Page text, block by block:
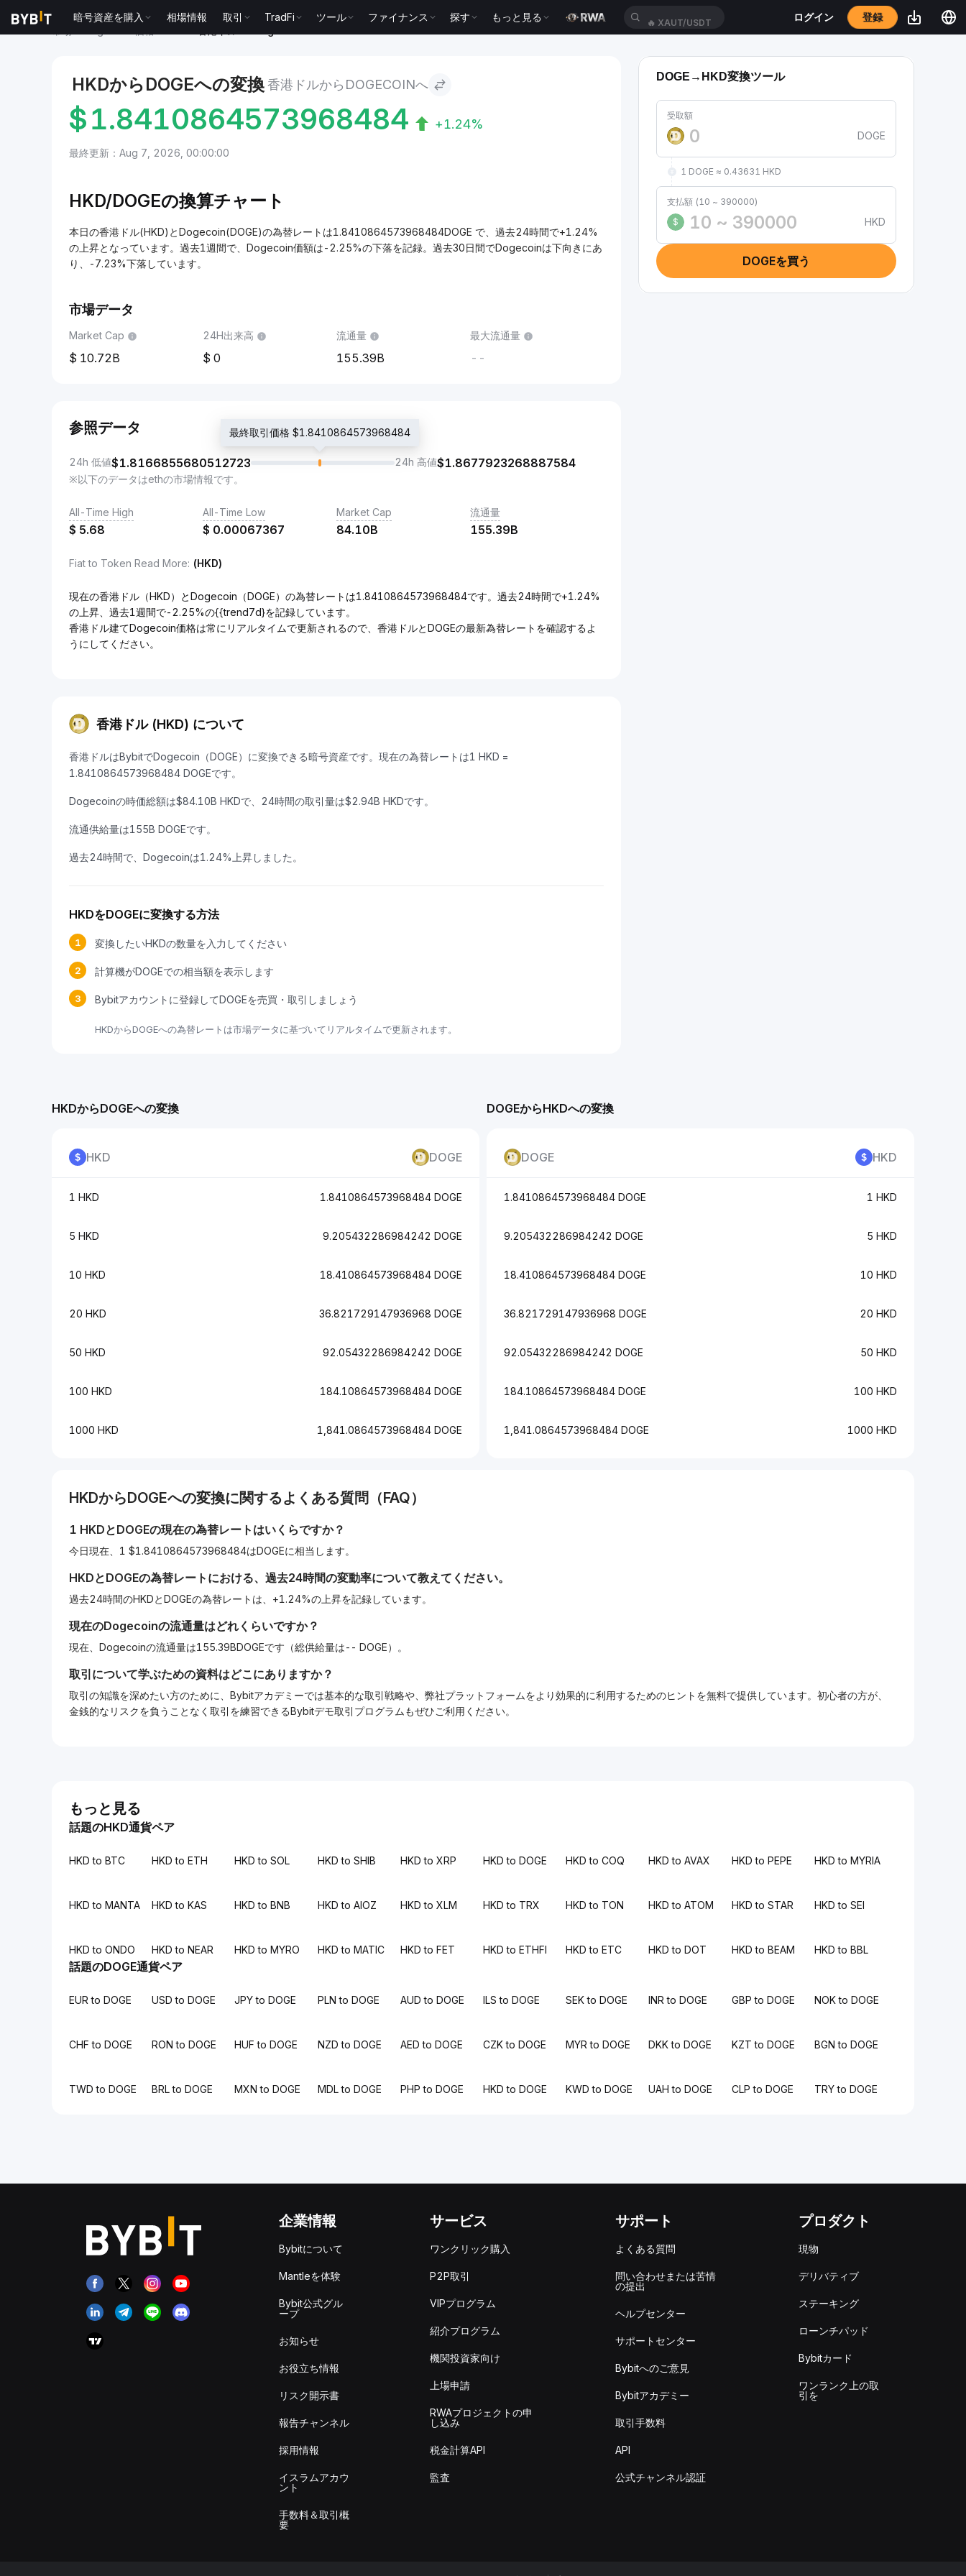
暗号資産を購入 相場情報 取引 TradFi ツール ファイナンス 探す もっと見る XAUT/USDT ログイン 登録
HKDからDOGEへの変換香港ドルからDOGECOINへ
$1.8410864573968484 +1.24%
最終更新：Aug 7, 2026, 00:00:00
HKD/DOGEの換算チャート
本日の香港ドル(HKD)とDogecoin(DOGE)の為替レートは1.8410864573968484DOGE で、過去24時間で+1.24%
の上昇となっています。過去1週間で、Dogecoin価額は-2.25%の下落を記録。過去30日間でDogecoinは下向きにあ
り、-7.23%下落しています。
市場データ
Market Cap
10.72B
24H出来高
0
流通量
155.39B
最大流通量
--
参照データ
24h 低値$1.8166855680512723
最終取引価格 $1.8410864573968484
24h 高値$1.8677923268887584
※以下のデータはethの市場情報です。
All-Time High
$ 5.68
All-Time Low
$ 0.00067367
Market Cap
84.10B
流通量
155.39B
Fiat to Token Read More: (HKD)
現在の香港ドル（HKD）とDogecoin（DOGE）の為替レートは1.8410864573968484です。過去24時間で+1.24%
の上昇、過去1週間で-2.25%の{{trend7d}を記録しています。
香港ドル建てDogecoin価格は常にリアルタイムで更新されるので、香港ドルとDOGEの最新為替レートを確認するよ
うにしてください。
香港ドル (HKD) について
香港ドルはBybitでDogecoin（DOGE）に変換できる暗号資産です。現在の為替レートは1 HKD =
1.8410864573968484 DOGEです。
Dogecoinの時価総額は$84.10B HKDで、24時間の取引量は$2.94B HKDです。
流通供給量は155B DOGEです。
過去24時間で、Dogecoinは1.24%上昇しました。
HKDをDOGEに変換する方法
1 変換したいHKDの数量を入力してください
2 計算機がDOGEでの相当額を表示します
3 Bybitアカウントに登録してDOGEを売買・取引しましょう
HKDからDOGEへの為替レートは市場データに基づいてリアルタイムで更新されます。
DOGE→HKD変換ツール
受取額
DOGE
1 DOGE ≈ 0.43631 HKD
支払額 (10 ~ 390000)
$
HKD
DOGEを買う
DOGEからHKDへの変換
DOGE HKD
1.8410864573968484 DOGE 1 HKD
9.205432286984242 DOGE 5 HKD
18.410864573968484 DOGE 10 HKD
36.821729147936968 DOGE 20 HKD
92.05432286984242 DOGE 50 HKD
184.10864573968484 DOGE 100 HKD
1,841.0864573968484 DOGE 1000 HKD
HKDからDOGEへの変換
HKD DOGE
1 HKD 1.8410864573968484 DOGE
5 HKD 9.205432286984242 DOGE
10 HKD 18.410864573968484 DOGE
20 HKD 36.821729147936968 DOGE
50 HKD 92.05432286984242 DOGE
100 HKD 184.10864573968484 DOGE
1000 HKD 1,841.0864573968484 DOGE
HKDからDOGEへの変換に関するよくある質問（FAQ）
1 HKDとDOGEの現在の為替レートはいくらですか？
今日現在、1 $1.8410864573968484はDOGEに相当します。
HKDとDOGEの為替レートにおける、過去24時間の変動率について教えてください。
過去24時間のHKDとDOGEの為替レートは、+1.24%の上昇を記録しています。
現在のDogecoinの流通量はどれくらいですか？
現在、Dogecoinの流通量は155.39BDOGEです（総供給量は-- DOGE）。
取引について学ぶための資料はどこにありますか？
取引の知識を深めたい方のために、Bybitアカデミーでは基本的な取引戦略や、弊社プラットフォームをより効果的に利用するためのヒントを無料で提供しています。初心者の方が、
金銭的なリスクを負うことなく取引を練習できるBybitデモ取引プログラムもぜひご利用ください。
もっと見る
話題のHKD通貨ペア
HKD to BTC HKD to ETH HKD to SOL HKD to SHIB HKD to XRP HKD to DOGE HKD to COQ HKD to AVAX HKD to PEPE HKD to MYRIA
HKD to MANTA HKD to KAS HKD to BNB HKD to AIOZ HKD to XLM HKD to TRX HKD to TON HKD to ATOM HKD to STAR HKD to SEI
HKD to ONDO HKD to NEAR HKD to MYRO HKD to MATIC HKD to FET HKD to ETHFI HKD to ETC HKD to DOT HKD to BEAM HKD to BBL
話題のDOGE通貨ペア
EUR to DOGE USD to DOGE JPY to DOGE PLN to DOGE AUD to DOGE ILS to DOGE SEK to DOGE INR to DOGE GBP to DOGE NOK to DOGE
CHF to DOGE RON to DOGE HUF to DOGE NZD to DOGE AED to DOGE CZK to DOGE MYR to DOGE DKK to DOGE KZT to DOGE BGN to DOGE
TWD to DOGE BRL to DOGE MXN to DOGE MDL to DOGE PHP to DOGE HKD to DOGE KWD to DOGE UAH to DOGE CLP to DOGE TRY to DOGE
企業情報
Bybitについて
Mantleを体験
Bybit公式グル
ープ
お知らせ
お役立ち情報
リスク開示書
報告チャンネル
採用情報
イスラムアカウ
ント
手数料＆取引概
要
サービス
ワンクリック購入
P2P取引
VIPプログラム
紹介プログラム
機関投資家向け
上場申請
RWAプロジェクトの申
し込み
税金計算API
監査
サポート
よくある質問
問い合わせまたは苦情
の提出
ヘルプセンター
サポートセンター
Bybitへのご意見
Bybitアカデミー
取引手数料
API
公式チャンネル認証
プロダクト
現物
デリバティブ
ステーキング
ローンチパッド
Bybitカード
ワンランク上の取
引を